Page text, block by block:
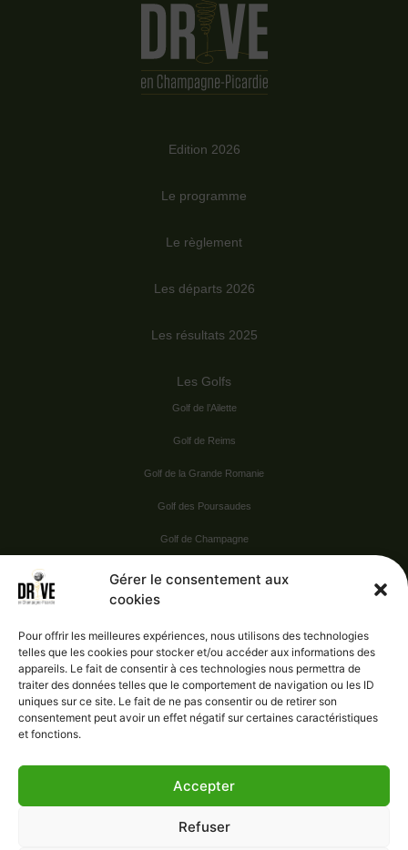
Gérer le consentement aux
cookies
Pour offrir les meilleures expériences, nous utilisons des technologies
telles que les cookies pour stocker et/ou accéder aux informations des
appareils. Le fait de consentir à ces technologies nous permettra de
traiter des données telles que le comportement de navigation ou les ID
uniques sur ce site. Le fait de ne pas consentir ou de retirer son
consentement peut avoir un effet négatif sur certaines caractéristiques
et fonctions.
Accepter
Refuser
Edition 2026
Le programme
Le règlement
Les départs 2026
Les résultats 2025
Les Golfs
Golf de l’Ailette
Golf de Reims
Golf de la Grande Romanie
Golf des Poursaudes
Golf de Champagne
Vie pratique
Nous contacter
Administration